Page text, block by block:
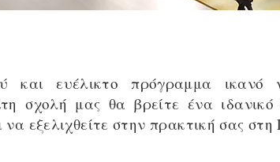
και ευέλικτο πρόγραμμα ικανό
σχολή μας θα βρείτε ένα
να εξελιχθείτε στην πρακτική σας στη